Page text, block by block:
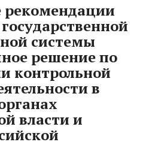
рекомендации
системы
решение по
контрольной
в
власти и